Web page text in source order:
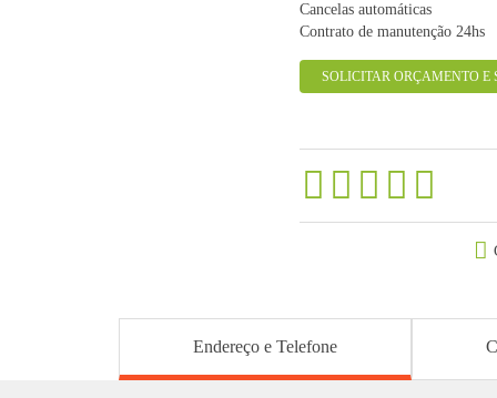
Cancelas automáticas
Contrato de manutenção 24hs
SOLICITAR ORÇAMENTO E
Endereço e Telefone